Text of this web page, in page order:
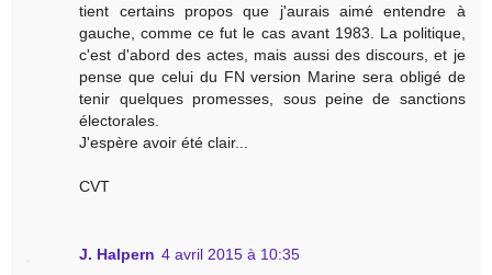
tient certains propos que j'aurais aimé entendre à
gauche, comme ce fut le cas avant 1983. La politique,
c'est d'abord des actes, mais aussi des discours, et je
pense que celui du FN version Marine sera obligé de
tenir quelques promesses, sous peine de sanctions
électorales.
J'espère avoir été clair...
CVT
J. Halpern 4 avril 2015 à 10:35